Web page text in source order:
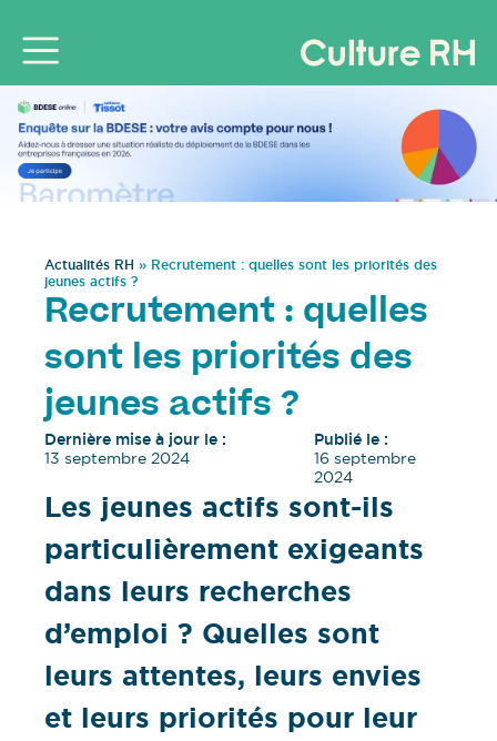
Actualités RH » Recrutement : quelles sont les priorités des
jeunes actifs ?
Recrutement : quelles
sont les priorités des
jeunes actifs ?
Dernière mise à jour le :
13 septembre 2024
Publié le :
16 septembre
2024
Les jeunes actifs sont-ils
particulièrement exigeants
dans leurs recherches
d’emploi ? Quelles sont
leurs attentes, leurs envies
et leurs priorités pour leur